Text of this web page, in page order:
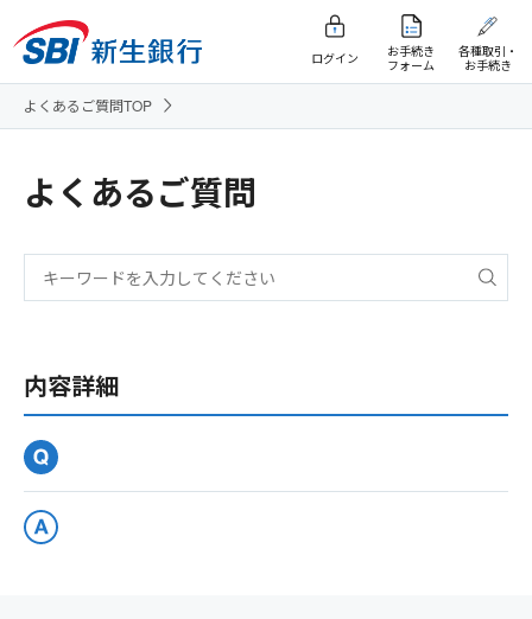
ログイン
お手続き
フォーム
各種取引・
お手続き
よくあるご質問TOP
よくあるご質問
内容詳細